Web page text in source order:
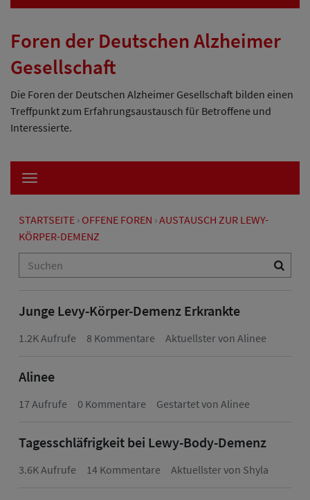
Foren der Deutschen Alzheimer
Gesellschaft
Die Foren der Deutschen Alzheimer Gesellschaft bilden einen
Treffpunkt zum Erfahrungsaustausch für Betroffene und
Interessierte.